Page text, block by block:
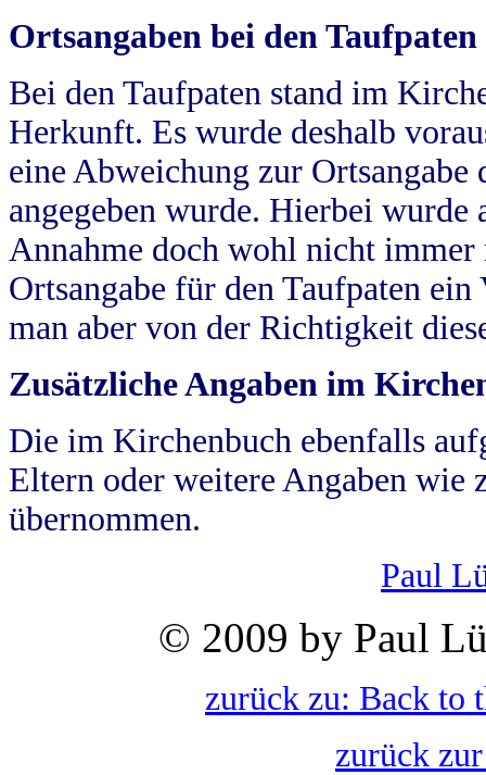
Ortsangaben bei den Taufpaten
Bei den Taufpaten stand im
Herkunft. Es wurde deshalb
eine Abweichung zur
angegeben wurde. Hierbei wurde
Annahme doch wohl nicht
Ortsangabe für den Taufpaten
man aber von der Richtigkeit
Zusätzliche Angaben im
Die im Kirchenbuch ebenfalls
Eltern oder weitere Angaben wie
übernommen.
Paul
© 2009 by Paul
zurück zu: Back to
zurück